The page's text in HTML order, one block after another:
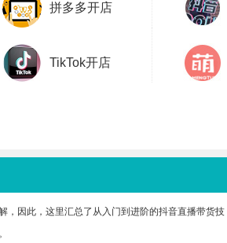
拼多多开店
TikTok开店
，因此，这里汇总了从入门到进阶的抖音直播带货技